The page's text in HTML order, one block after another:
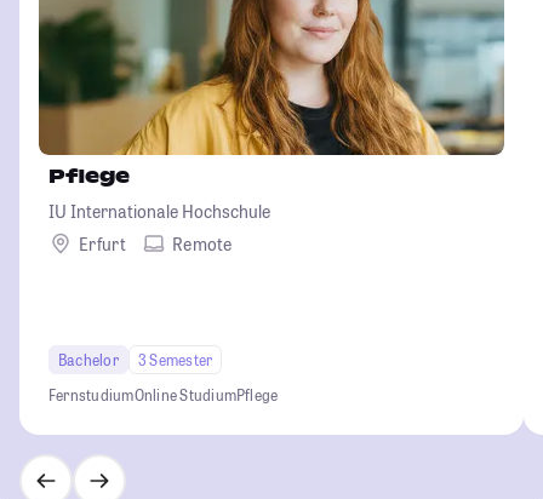
Pflege
IU Internationale Hochschule
Erfurt
Remote
Bachelor
3 Semester
FernstudiumOnline StudiumPflege